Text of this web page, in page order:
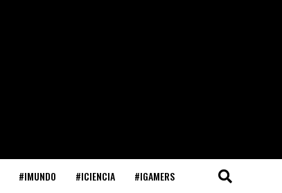
#IMUNDO #ICIENCIA #IGAMERS